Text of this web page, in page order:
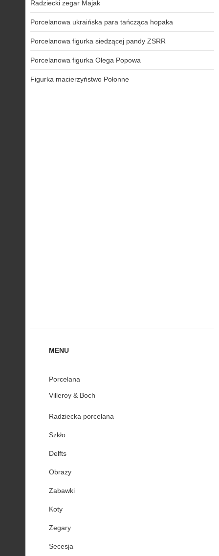
Radziecki zegar Majak
Porcelanowa ukraińska para tańcząca hopaka
Porcelanowa figurka siedzącej pandy ZSRR
Porcelanowa figurka Olega Popowa
Figurka macierzyństwo Połonne
MENU
Porcelana
Villeroy & Boch
Radziecka porcelana
Szkło
Delfts
Obrazy
Zabawki
Koty
Zegary
Secesja